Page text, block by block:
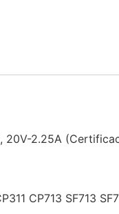
20V-2.25A
CP713 SF713